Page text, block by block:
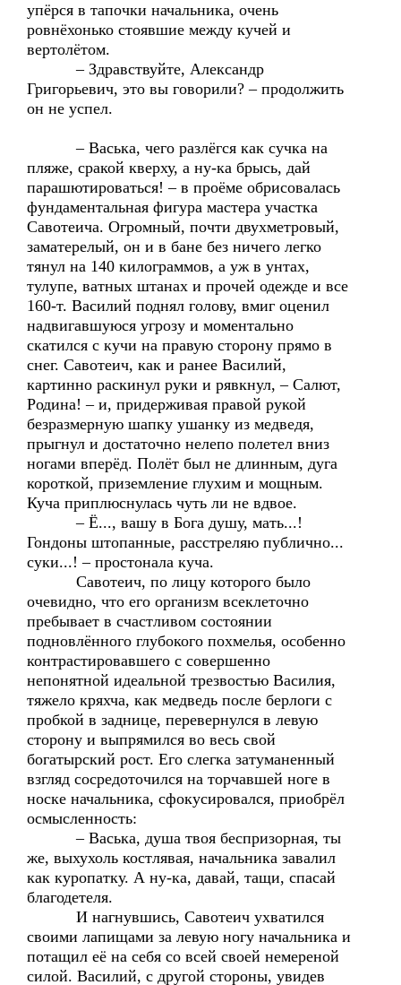
упёрся в тапочки начальника, очень
ровнёхонько стоявшие между кучей и
вертолётом.
– Здравствуйте, Александр
Григорьевич, это вы говорили? – продолжить
он не успел.
– Васька, чего разлёгся как сучка на
пляже, сракой кверху, а ну-ка брысь, дай
парашютироваться! – в проёме обрисовалась
фундаментальная фигура мастера участка
Савотеича. Огромный, почти двухметровый,
заматерелый, он и в бане без ничего легко
тянул на 140 килограммов, а уж в унтах,
тулупе, ватных штанах и прочей одежде и все
160-т. Василий поднял голову, вмиг оценил
надвигавшуюся угрозу и моментально
скатился с кучи на правую сторону прямо в
снег. Савотеич, как и ранее Василий,
картинно раскинул руки и рявкнул, – Салют,
Родина! – и, придерживая правой рукой
безразмерную шапку ушанку из медведя,
прыгнул и достаточно нелепо полетел вниз
ногами вперёд. Полёт был не длинным, дуга
короткой, приземление глухим и мощным.
Куча приплюснулась чуть ли не вдвое.
– Ё..., вашу в Бога душу, мать...!
Гондоны штопанные, расстреляю публично...
суки...! – простонала куча.
Савотеич, по лицу которого было
очевидно, что его организм всеклеточно
пребывает в счастливом состоянии
подновлённого глубокого похмелья, особенно
контрастировавшего с совершенно
непонятной идеальной трезвостью Василия,
тяжело кряхча, как медведь после берлоги с
пробкой в заднице, перевернулся в левую
сторону и выпрямился во весь свой
богатырский рост. Его слегка затуманенный
взгляд сосредоточился на торчавшей ноге в
носке начальника, сфокусировался, приобрёл
осмысленность:
– Васька, душа твоя беспризорная, ты
же, выхухоль костлявая, начальника завалил
как куропатку. А ну-ка, давай, тащи, спасай
благодетеля.
И нагнувшись, Савотеич ухватился
своими лапищами за левую ногу начальника и
потащил её на себя со всей своей немереной
силой. Василий, с другой стороны, увидев